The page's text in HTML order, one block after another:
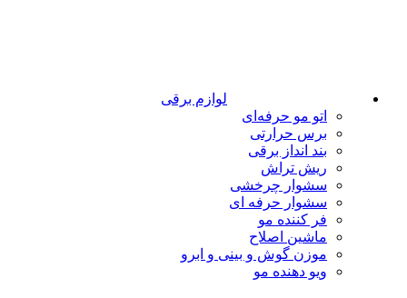
لوازم برقی
اتو مو حرفه‌ای
برس حرارتی
بند انداز برقی
ریش تراش
سشوار چرخشی
سشوار حرفه ای
فر کننده‌ مو
ماشین اصلاح
موزن گوش و بینی و ابرو
ویو دهنده مو